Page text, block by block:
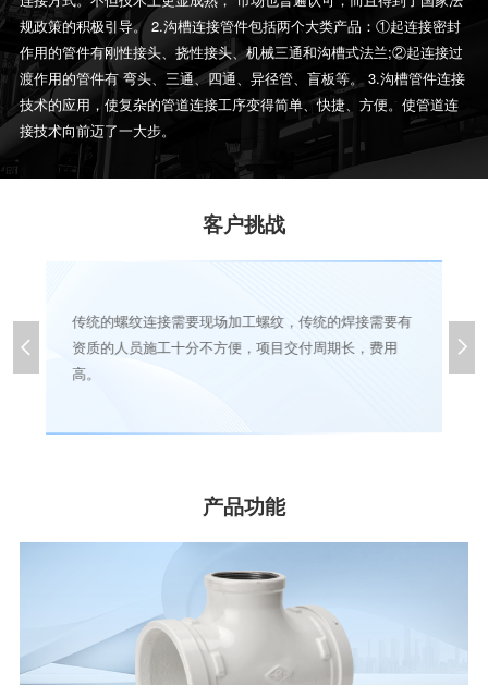
规政策的积极引导。 2.沟槽连接管件包括两个大类产品：①起连接密封
作用的管件有刚性接头、挠性接头、机械三通和沟槽式法兰;②起连接过
渡作用的管件有 弯头、三通、四通、异径管、盲板等。 3.沟槽管件连接
技术的应用，使复杂的管道连接工序变得简单、快捷、方便。使管道连
接技术向前迈了一大步。
客户挑战
传统的螺纹连接需要现场加工螺纹，传统的焊接需要有
资质的人员施工十分不方便，项目交付周期长，费用
高。


产品功能